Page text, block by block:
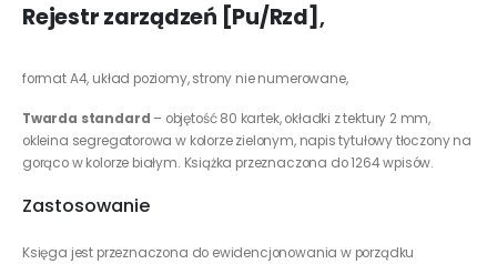
Rejestr zarządzeń [Pu/Rzd] ,
format A4, układ poziomy, strony nie numerowane,
Twarda standard – objętość 80 kartek, okładki z tektury 2 mm,
okleina segregatorowa w kolorze zielonym, napis tytułowy tłoczony na
gorąco w kolorze białym. Książka przeznaczona do 1264 wpisów.
Zastosowanie
Księga jest przeznaczona do ewidencjonowania w porządku